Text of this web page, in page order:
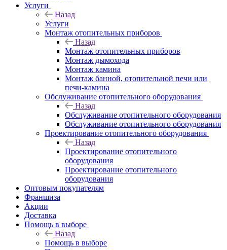
Услуги
Назад
Услуги
Монтаж отопительных приборов
Назад
Монтаж отопительных приборов
Монтаж дымохода
Монтаж камина
Монтаж банной, отопительной печи или
печи-камина
Обслуживание отопительного оборудования
Назад
Обслуживание отопительного оборудования
Обслуживание отопительного оборудования
Проектирование отопительного оборудования
Назад
Проектирование отопительного
оборудования
Проектирование отопительного
оборудования
Оптовым покупателям
Франшиза
Акции
Доставка
Помощь в выборе
Назад
Помощь в выборе